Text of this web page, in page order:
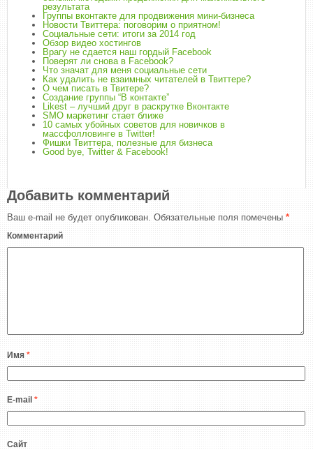
результата
Группы вконтакте для продвижения мини-бизнеса
Новости Твиттера: поговорим о приятном!
Социальные сети: итоги за 2014 год
Обзор видео хостингов
Врагу не сдается наш гордый Facebook
Поверят ли снова в Facebook?
Что значат для меня социальные сети
Как удалить не взаимных читателей в Твиттере?
О чем писать в Твитере?
Создание группы “В контакте”
Likest – лучший друг в раскрутке Вконтакте
SMO маркетинг стает ближе
10 самых убойных советов для новичков в
массфолловинге в Twitter!
Фишки Твиттера, полезные для бизнеса
Good bye, Twitter & Facebook!
Добавить комментарий
Ваш e-mail не будет опубликован. Обязательные поля помечены *
Комментарий
Имя *
E-mail *
Сайт